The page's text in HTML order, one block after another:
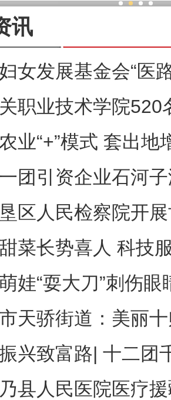
讯
女发展基金会“医
职业技术学院520
开
业“+”模式 套出地
团引资企业石河
基
区人民检察院开
菜长势喜人 科技
娃“耍大刀”刺伤
天骄街道：美丽
兴致富路| 十二团
县人民医院医疗